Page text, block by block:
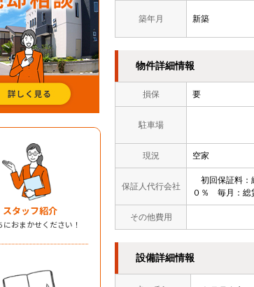
築年月 新築
物件詳細情報
損保 要
駐車場
現況 空家
保証人代行会社
初回保証料：
０％ 毎月：総
その他費用
設備詳細情報
スタッフ紹介
におまかせください！